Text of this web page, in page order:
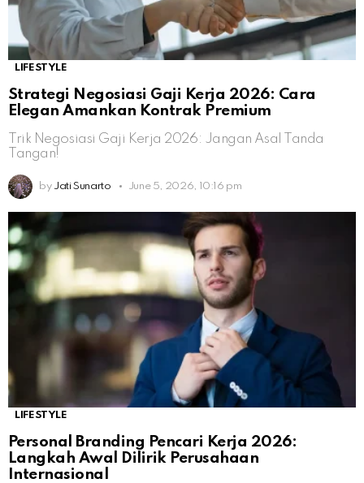
LIFESTYLE
Strategi Negosiasi Gaji Kerja 2026: Cara
Elegan Amankan Kontrak Premium
Trik Negosiasi Gaji Kerja 2026: Jangan Asal Tanda
Tangan!
by Jati Sunarto June 5, 2026, 10:16 pm
LIFESTYLE
Personal Branding Pencari Kerja 2026:
Langkah Awal Dilirik Perusahaan
Internasional